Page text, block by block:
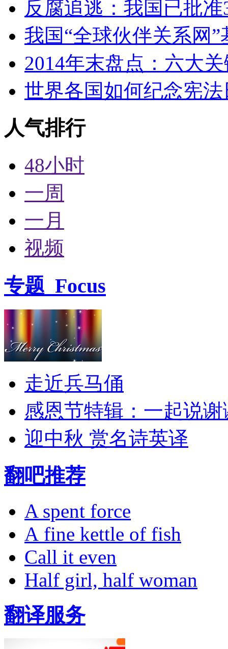
反腐追逃：我国已批准
我国“全球伙伴关系网”
2014年末盘点：六大
世界各国如何纪念宪
人气排行
48小时
一周
一月
视频
专题 Focus
走近兵马俑
感恩节特辑：一起说谢
迎中秋 赏名诗英译
翻吧推荐
A spent force
A fine kettle of fish
Call it even
Half girl, half woman
翻译服务